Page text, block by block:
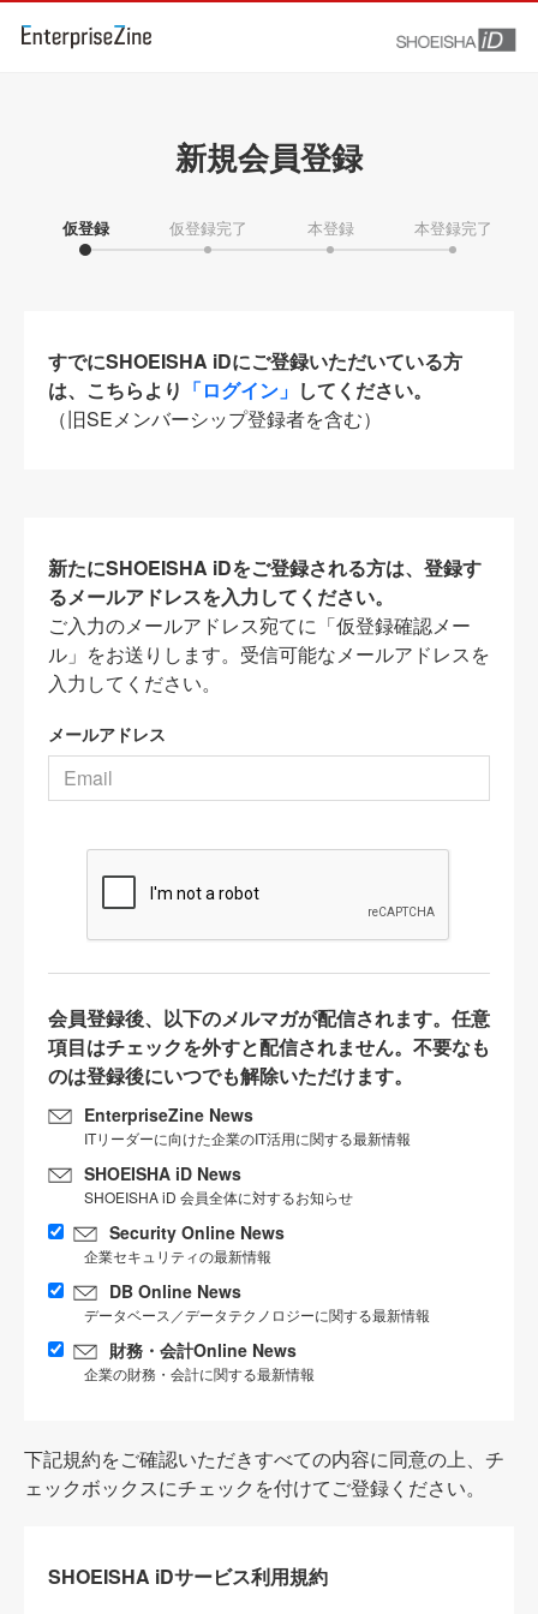
新規会員登録
仮登録 仮登録完了 本登録 本登録完了
すでにSHOEISHA iDにご登録いただいている方
は、こちらより 「ログイン」 してください。
（旧SEメンバーシップ登録者を含む）
新たにSHOEISHA iDをご登録される方は、登録す
るメールアドレスを入力してください。
ご入力のメールアドレス宛てに「仮登録確認メー
ル」をお送りします。受信可能なメールアドレスを
入力してください。
メールアドレス
会員登録後、以下のメルマガが配信されます。任意
項目はチェックを外すと配信されません。不要なも
のは登録後にいつでも解除いただけます。
EnterpriseZine News
ITリーダーに向けた企業のIT活用に関する最新情報
SHOEISHA iD News
SHOEISHA iD 会員全体に対するお知らせ
Security Online News
企業セキュリティの最新情報
DB Online News
データベース／データテクノロジーに関する最新情報
財務・会計Online News
企業の財務・会計に関する最新情報
下記規約をご確認いただきすべての内容に同意の上、チ
ェックボックスにチェックを付けてご登録ください。
SHOEISHA iDサービス利用規約